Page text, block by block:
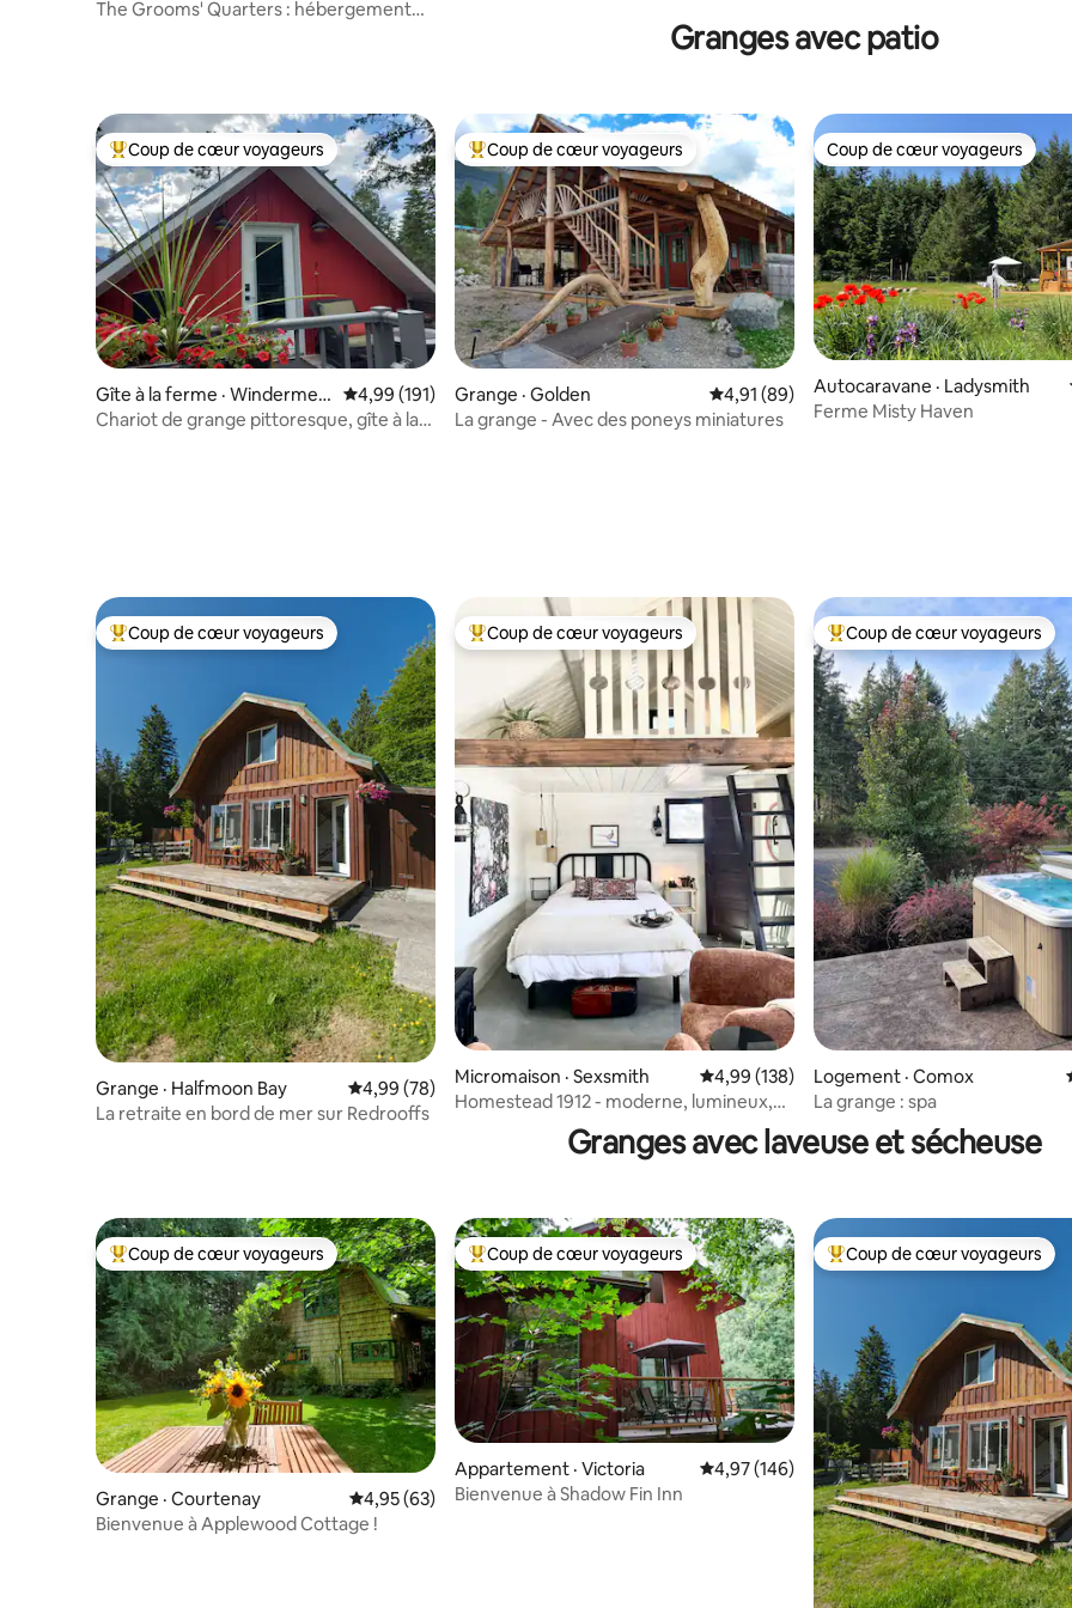
The Grooms' Quarters : hébergement
Granges avec patio
Coup de cœur voyageurs parmi les plus aimés
Coup de cœur voyageurs
Gîte à la ferme · Windermer
e
Note moyenne de 4,99 sur 5, 191 commentaires
4,99 (191)
Chariot de grange pittoresque, gîte à la
Coup de cœur voyageurs parmi les plus aimés
Coup de cœur voyageurs
Grange · Golden Note moyenne de 4,91 sur 5, 89
4,91 (89)
La grange - Avec des poneys miniatures
Coup de cœur voyageurs
Coup de cœur voyageurs
Autocaravane · Ladysmith
Ferme Misty Haven
Coup de cœur voyageurs parmi les plus aimés
Coup de cœur voyageurs
Grange · Halfmoon Bay Note moyenne de 4,99 sur 5, 78 commentaires
4,99 (78)
La retraite en bord de mer sur Redrooffs
Coup de cœur voyageurs parmi les plus aimés
Coup de cœur voyageurs
Micromaison · Sexsmith Note moyenne de 4,99 sur 5, 138
4,99 (138)
Homestead 1912 - moderne, lumineux,
Coup de cœur voyageurs parmi
Coup de cœur voyageurs
Logement · Comox
La grange : spa
Granges avec laveuse et sécheuse
Coup de cœur voyageurs parmi les plus aimés
Coup de cœur voyageurs
Grange · Courtenay Note moyenne de 4,95 sur 5, 63 commentaires
4,95 (63)
Bienvenue à Applewood Cottage !
Coup de cœur voyageurs parmi les plus aimés
Coup de cœur voyageurs
Appartement · Victoria Note moyenne de 4,97 sur 5, 146
4,97 (146)
Bienvenue à Shadow Fin Inn
Coup de cœur voyageurs
Coup de cœur voyageurs